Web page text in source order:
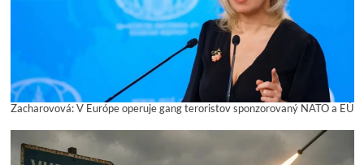
Zacharovová: V Európe operuje gang teroristov sponzorovaný NATO a EÚ